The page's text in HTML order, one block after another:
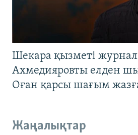
Шекара қызметі
Ахмедияровты елден
Оған қарсы шағым
Жаңалықтар